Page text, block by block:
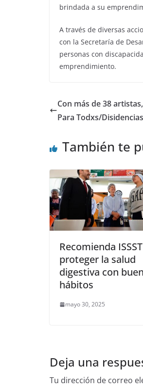
brindada a su
A través de diversas
con la Secretaría de
personas con
emprendimiento.
Con más de 38
Para Todxs/Disidencias
También te
Recomienda
proteger la salud
digestiva con
hábitos
mayo 30, 2025
Deja una
Tu dirección de correo